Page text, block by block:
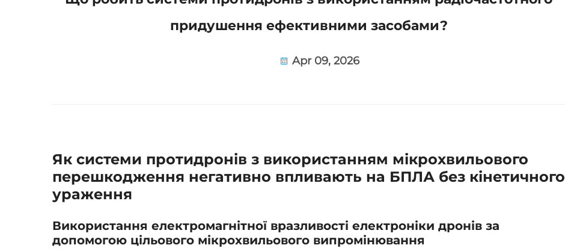
придушення ефективними засобами?
Apr 09, 2026
Як системи протидронів з використанням мікрохвильового
перешкодження негативно впливають на БПЛА без кінетичного
ураження
Використання електромагнітної вразливості електроніки дронів за
допомогою цільового мікрохвильового випромінювання